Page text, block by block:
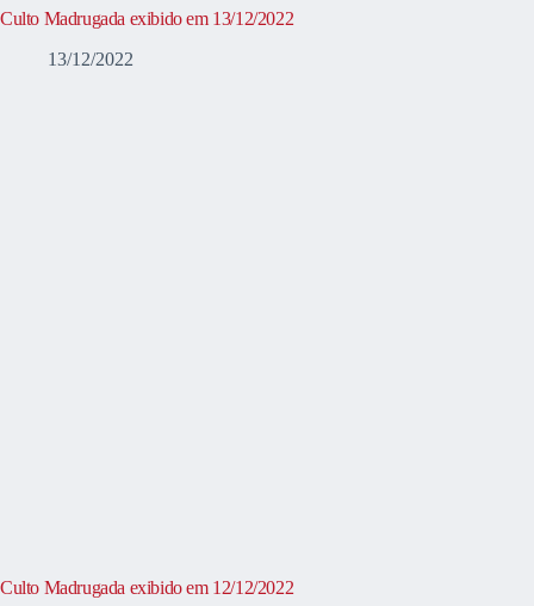
Culto Madrugada exibido em 13/12/2022
13/12/2022
Culto Madrugada exibido em 12/12/2022